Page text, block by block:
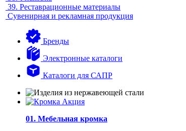
39. Реставрационные материалы
Сувенирная и рекламная продукция
Бренды
Электронные каталоги
Каталоги для САПР
01. Мебельная кромка